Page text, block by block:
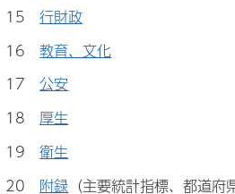
15行財政
16教育、文化
17公安
18厚生
19衛生
20 附録 （主要統計指標、都道府